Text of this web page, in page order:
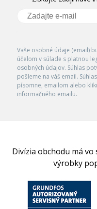
Vaše osobné údaje (email)
účelom v súlade s platnou
osobných údajov. Súhlas
pošleme na váš email.
písomne, emailom alebo
informačného emailu.
Divízia obchodu má
výrobky